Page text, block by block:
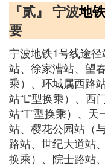
『贰』 宁波地
要
宁波地铁1号线途
站、徐家漕站、望
乘）、环城属西路
站“L”型换乘）、
站“T”型换乘）、
站、樱花公园站（
路站、世纪大道站
换乘）、院士路站